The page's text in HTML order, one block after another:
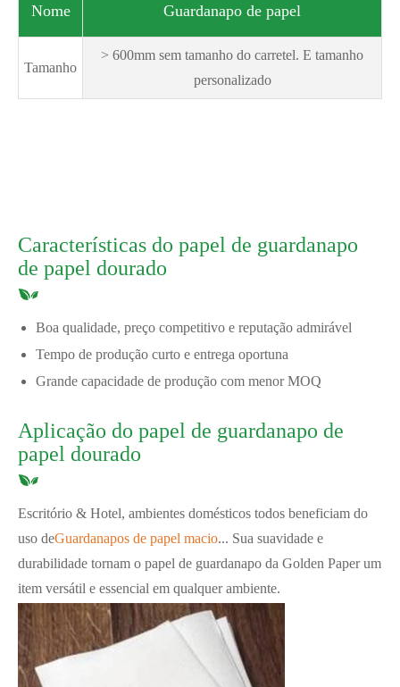
Nome Guardanapo de papel
Tamanho
> 600mm sem tamanho do carretel. E tamanho
personalizado
Características do papel de guardanapo
de papel dourado
Boa qualidade, preço competitivo e reputação admirável
Tempo de produção curto e entrega oportuna
Grande capacidade de produção com menor MOQ
Aplicação do papel de guardanapo de
papel dourado
Escritório & Hotel, ambientes domésticos todos beneficiam do
uso deGuardanapos de papel macio... Sua suavidade e
durabilidade tornam o papel de guardanapo da Golden Paper um
item versátil e essencial em qualquer ambiente.